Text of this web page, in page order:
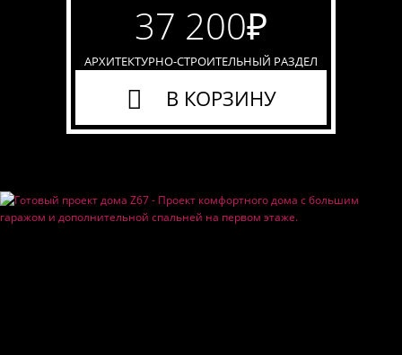
37 200₽
АРХИТЕКТУРНО-СТРОИТЕЛЬНЫЙ РАЗДЕЛ
В КОРЗИНУ